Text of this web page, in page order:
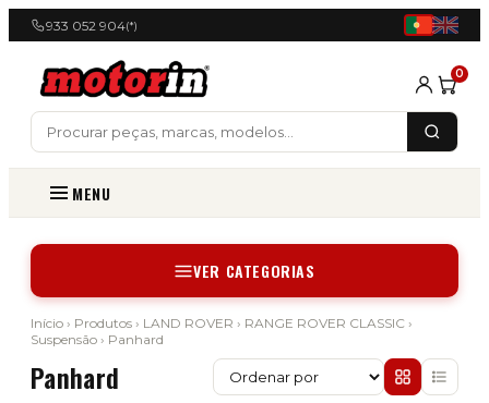
933 052 904(*)
0
MENU
VER CATEGORIAS
Início › Produtos › LAND ROVER › RANGE ROVER CLASSIC ›
Suspensão › Panhard
Panhard